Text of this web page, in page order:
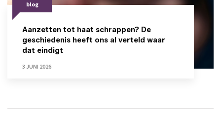
blog
Aanzetten tot haat schrappen? De
geschiedenis heeft ons al verteld waar
dat eindigt
3 JUNI 2026